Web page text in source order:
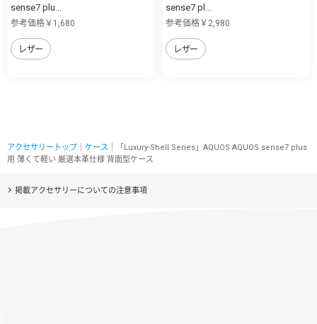
sense7 plu...
参考価格￥1,680
レザー
sense7 pl...
参考価格￥2,980
レザー
アクセサリートップ ケース ｜「Luxury-Shell Series」AQUOS AQUOS sense7 plus
用 薄くて軽い 厳選本革仕様 背面型ケース
掲載アクセサリーについての注意事項